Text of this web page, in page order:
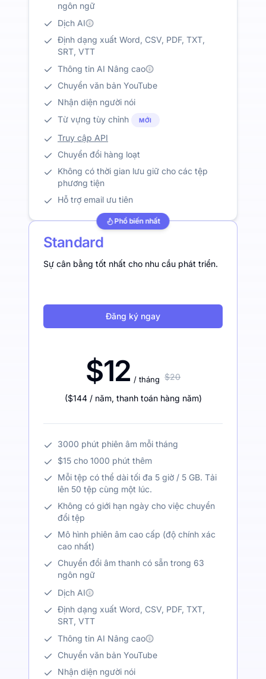
ngôn ngữ
Dịch AI
Định dạng xuất Word, CSV, PDF, TXT,
SRT, VTT
Thông tin AI Nâng cao
Chuyển văn bản YouTube
Nhận diện người nói
Từ vựng tùy chỉnh
MỚI
Truy cập API
Chuyển đổi hàng loạt
Không có thời gian lưu giữ cho các tệp
phương tiện
Hỗ trợ email ưu tiên
Phổ biến nhất
Standard
Sự cân bằng tốt nhất cho nhu cầu phát triển.
Đăng ký ngay
$12 / tháng $20
($144 / năm, thanh toán hàng năm)
3000 phút phiên âm mỗi tháng
$15 cho 1000 phút thêm
Mỗi tệp có thể dài tối đa 5 giờ / 5 GB. Tải
lên 50 tệp cùng một lúc.
Không có giới hạn ngày cho việc chuyển
đổi tệp
Mô hình phiên âm cao cấp (độ chính xác
cao nhất)
Chuyển đổi âm thanh có sẵn trong 63
ngôn ngữ
Dịch AI
Định dạng xuất Word, CSV, PDF, TXT,
SRT, VTT
Thông tin AI Nâng cao
Chuyển văn bản YouTube
Nhận diện người nói